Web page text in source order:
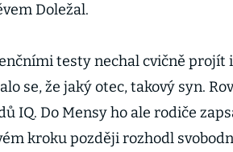
Doležal.
testy nechal cvičně projít
se, že jaký otec, takový syn.
IQ. Do Mensy ho ale rodiče
kroku později rozhodl